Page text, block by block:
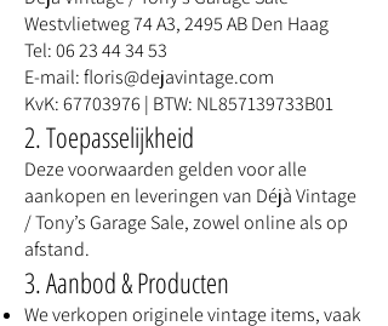
Westvlietweg 74 A3, 2495 AB Den Haag
Tel: 06 23 44 34 53
E-mail: floris@dejavintage.com
KvK: 67703976 | BTW: NL857139733B01
2. Toepasselijkheid
Deze voorwaarden gelden voor alle
aankopen en leveringen van Déjà Vintage
/ Tony’s Garage Sale, zowel online als op
afstand.
3. Aanbod & Producten
We verkopen originele vintage items, vaak